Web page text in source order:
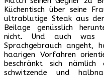
Küchentisch über seine
ultrablutige Steak aus
Beilage genüsslich
nicht. Und auch was
Sprachgebrauch angeht,
haarigen Vorfahren
beschränkt sich
schwitzende und